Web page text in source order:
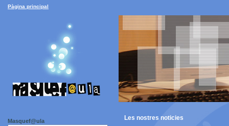
Pàgina principal
Masquef@ula Les nostres noticies